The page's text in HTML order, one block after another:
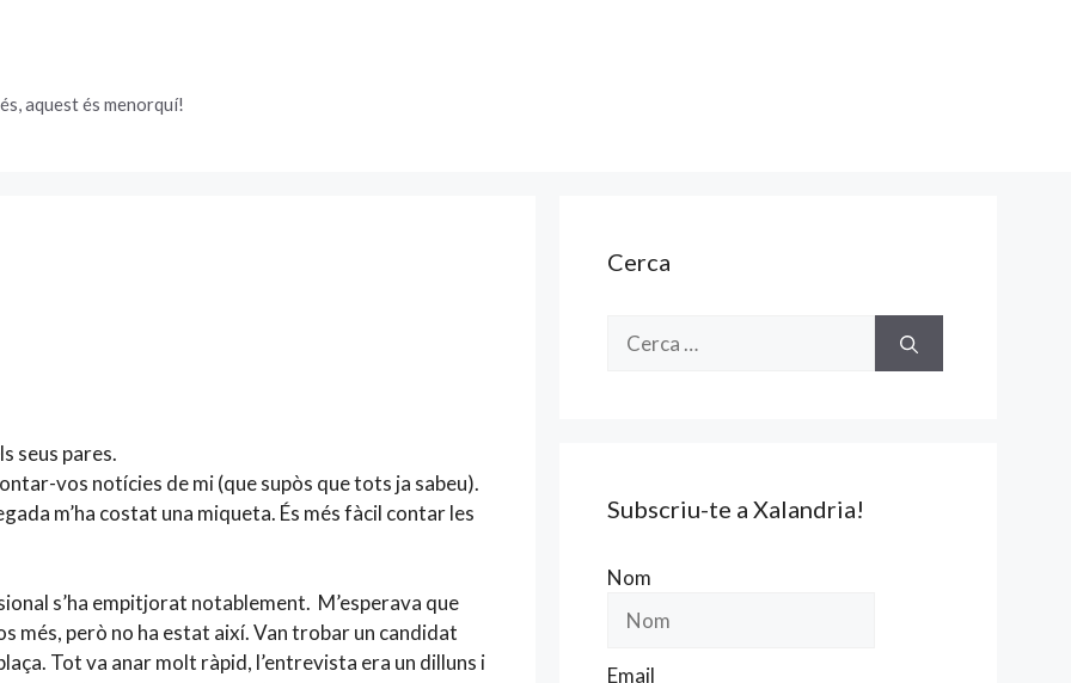
aquest és menorquí!
seus pares.
vos notícies de mi (que supòs que tots ja sabeu).
m’ha costat una miqueta. És més fàcil contar les
s’ha empitjorat notablement. M’esperava que
més, però no ha estat així. Van trobar un candidat
Tot va anar molt ràpid, l’entrevista era un dilluns i
Cerca
Subscriu-te a Xalandria!
Nom
Email